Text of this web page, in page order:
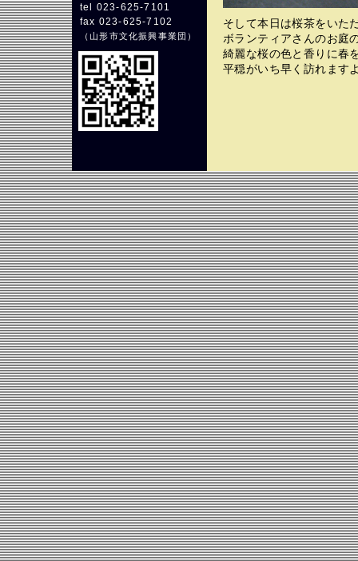
tel 023-625-7101
fax 023-625-7102
（山形市文化振興事業団 ）
そして本日は桜茶をいた
ボランティアさんのお庭
綺麗な桜の色と香りに春
平穏がいち早く訪れます